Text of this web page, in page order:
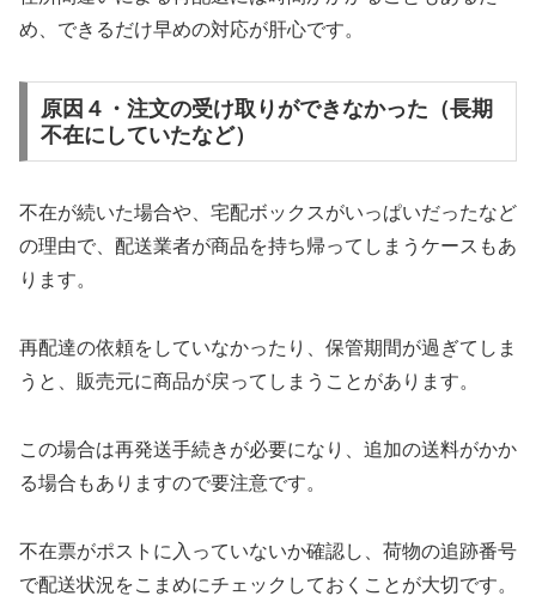
め、できるだけ早めの対応が肝心です。
原因４・注文の受け取りができなかった（長期
不在にしていたなど）
不在が続いた場合や、宅配ボックスがいっぱいだったなど
の理由で、配送業者が商品を持ち帰ってしまうケースもあ
ります。
再配達の依頼をしていなかったり、保管期間が過ぎてしま
うと、販売元に商品が戻ってしまうことがあります。
この場合は再発送手続きが必要になり、追加の送料がかか
る場合もありますので要注意です。
不在票がポストに入っていないか確認し、荷物の追跡番号
で配送状況をこまめにチェックしておくことが大切です。